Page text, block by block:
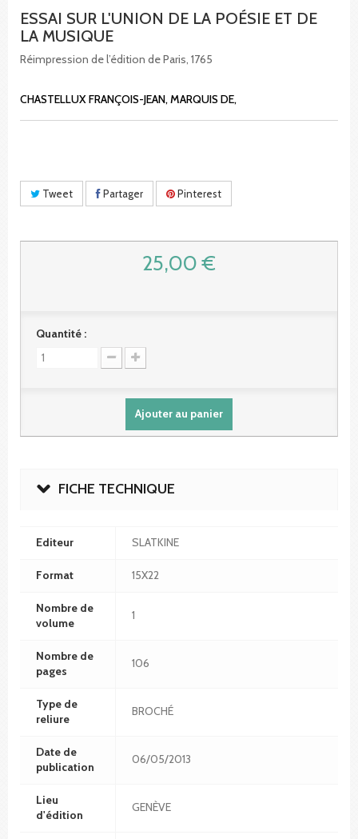
ESSAI SUR L'UNION DE LA POÉSIE ET DE
LA MUSIQUE
Réimpression de l’édition de Paris, 1765
CHASTELLUX FRANÇOIS-JEAN, MARQUIS DE,
Tweet Partager Pinterest
25,00 €
Quantité :
Ajouter au panier
FICHE TECHNIQUE
Editeur SLATKINE
Format 15X22
Nombre de
volume
1
Nombre de
pages
106
Type de
reliure
BROCHÉ
Date de
publication
06/05/2013
Lieu
d'édition
GENÈVE